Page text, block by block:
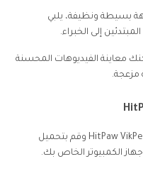
بسيطة ونظيفة، يلبي
إلى الخبراء.
معاينة الفيديوهات المحسنة
مزعجة.
التحميل والتثبيت: قم بزيارة HitPaw VikPea وقم بتحميل
جهاز الكمبيوتر الخاص بك.